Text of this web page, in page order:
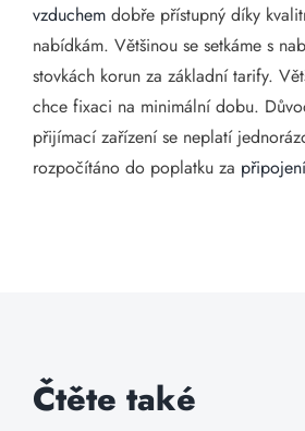
vzduchem dobře přístupný díky
nabídkám. Většinou se setkáme s
stovkách korun za základní tarify.
chce fixaci na minimální dobu.
přijímací zařízení se neplatí
rozpočítáno do poplatku za
Čtěte také